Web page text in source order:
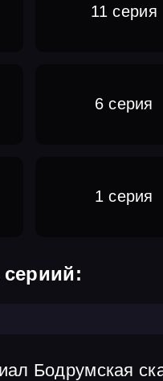
11 серия
6 серия
1 серия
Бодрумская